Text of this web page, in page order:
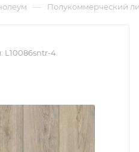
— Полукоммерческий
L10086sntr-4